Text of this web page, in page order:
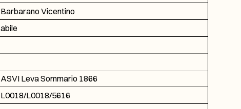
Barbarano Vicentino
abile
ASVI Leva Sommario 1866
L0018/L0018/5616